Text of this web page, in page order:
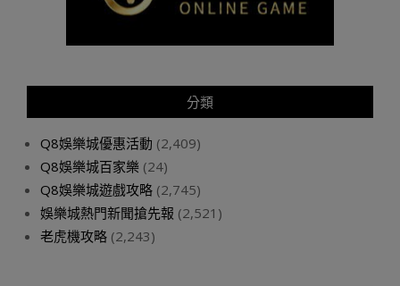
分類
Q8娛樂城優惠活動 (2,409)
Q8娛樂城百家樂 (24)
Q8娛樂城遊戲攻略 (2,745)
娛樂城熱門新聞搶先報 (2,521)
老虎機攻略 (2,243)